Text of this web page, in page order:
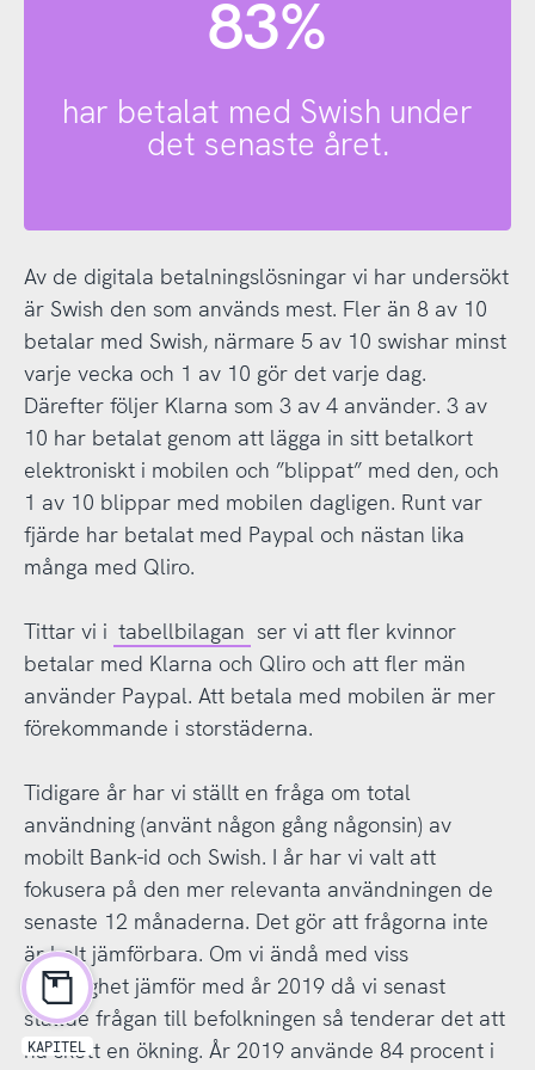
83%
har betalat med Swish under
det senaste året.
Av de digitala betalningslösningar vi har undersökt
är Swish den som används mest. Fler än 8 av 10
betalar med Swish, närmare 5 av 10 swishar minst
varje vecka och 1 av 10 gör det varje dag.
Därefter följer Klarna som 3 av 4 använder. 3 av
10 har betalat genom att lägga in sitt betalkort
elektroniskt i mobilen och ”blippat” med den, och
1 av 10 blippar med mobilen dagligen. Runt var
fjärde har betalat med Paypal och nästan lika
många med Qliro.
Tittar vi i tabellbilagan ser vi att fler kvinnor
betalar med Klarna och Qliro och att fler män
använder Paypal. Att betala med mobilen är mer
förekommande i storstäderna.
Tidigare år har vi ställt en fråga om total
användning (använt någon gång någonsin) av
mobilt Bank-id och Swish. I år har vi valt att
fokusera på den mer relevanta användningen de
senaste 12 månaderna. Det gör att frågorna inte
är helt jämförbara. Om vi ändå med viss
försiktighet jämför med år 2019 då vi senast
ställde frågan till befolkningen så tenderar det att
ha skett en ökning. År 2019 använde 84 procent i
KAPITEL